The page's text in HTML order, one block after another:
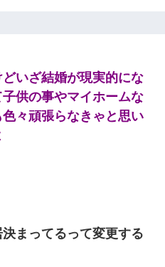
いざ結婚が現実的にな
供の事やマイホームな
々頑張らなきゃと思い
まってるって変更する